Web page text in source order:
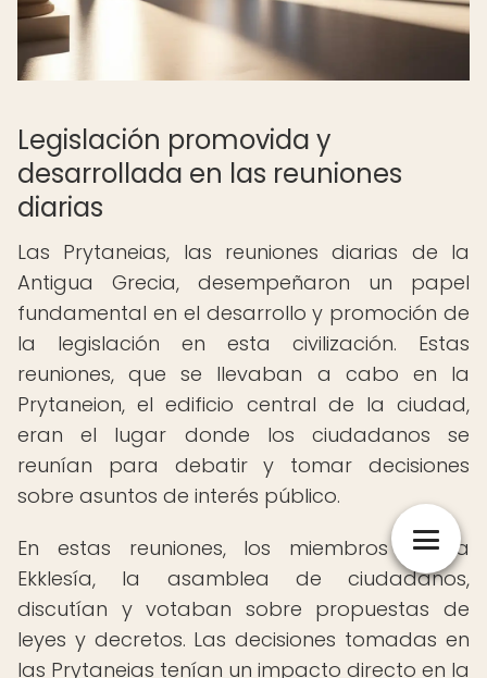
Legislación promovida y
desarrollada en las reuniones
diarias
Las Prytaneias, las reuniones diarias de la
Antigua Grecia, desempeñaron un papel
fundamental en el desarrollo y promoción de
la legislación en esta civilización. Estas
reuniones, que se llevaban a cabo en la
Prytaneion, el edificio central de la ciudad,
eran el lugar donde los ciudadanos se
reunían para debatir y tomar decisiones
sobre asuntos de interés público.
En estas reuniones, los miembros de la
Ekklesía, la asamblea de ciudadanos,
discutían y votaban sobre propuestas de
leyes y decretos. Las decisiones tomadas en
las Prytaneias tenían un impacto directo en la